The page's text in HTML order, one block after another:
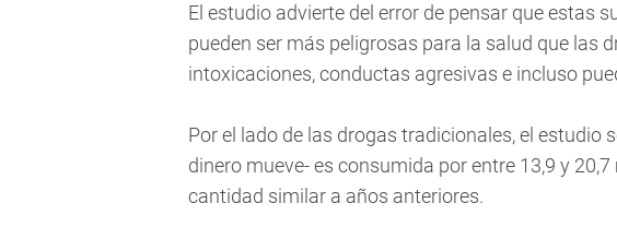
El estudio advierte del error de pensar que estas
pueden ser más peligrosas para la salud que las
intoxicaciones, conductas agresivas e incluso
Por el lado de las drogas tradicionales, el estudio
dinero mueve- es consumida por entre 13,9 y
cantidad similar a años anteriores.